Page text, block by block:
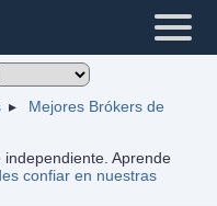
Mejores Brókers de
Aprende
confiar en nuestras